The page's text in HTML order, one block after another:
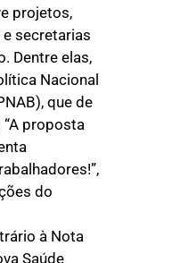
projetos,
secretarias
Dentre elas,
Nacional
que de
“A proposta
do
à Nota
Saúde